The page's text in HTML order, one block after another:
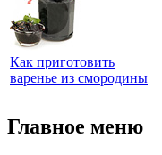
Как приготовить
варенье из смородины
Главное меню